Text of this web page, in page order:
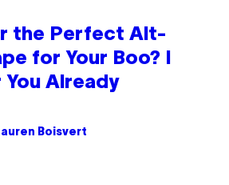
the Perfect Alt-
for Your Boo? I
Already
Boisvert